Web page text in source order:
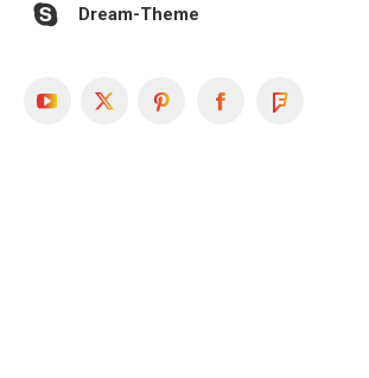
Dream-Theme
YouTube
X PinterestFacebook